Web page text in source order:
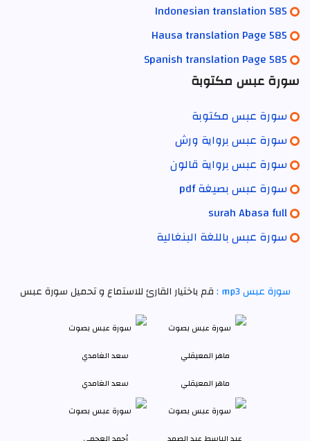
Indonesian translation 585
Hausa translation Page 585
Spanish translation Page 585
سورة عبس مكتوبة
سورة عبس مكتوبة
سورة عبس برواية ورش
سورة عبس برواية قالون
سورة عبس بصيغة pdf
surah Abasa full
سورة عبس باللغة البنغالية
سورة عبس mp3 : قم باختيار القارئ للاستماع و تحميل سورة عبس
ماهر المعيقلي سعد الغامدي